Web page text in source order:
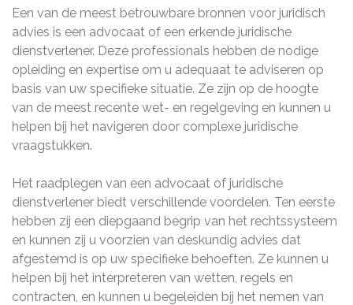
Een van de meest betrouwbare bronnen voor juridisch
advies is een advocaat of een erkende juridische
dienstverlener. Deze professionals hebben de nodige
opleiding en expertise om u adequaat te adviseren op
basis van uw specifieke situatie. Ze zijn op de hoogte
van de meest recente wet- en regelgeving en kunnen u
helpen bij het navigeren door complexe juridische
vraagstukken.
Het raadplegen van een advocaat of juridische
dienstverlener biedt verschillende voordelen. Ten eerste
hebben zij een diepgaand begrip van het rechtssysteem
en kunnen zij u voorzien van deskundig advies dat
afgestemd is op uw specifieke behoeften. Ze kunnen u
helpen bij het interpreteren van wetten, regels en
contracten, en kunnen u begeleiden bij het nemen van